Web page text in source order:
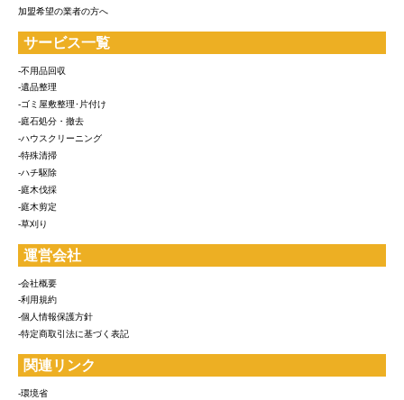
加盟希望の業者の方へ
サービス一覧
-不用品回収
-遺品整理
-ゴミ屋敷整理･片付け
-庭石処分・撤去
-ハウスクリーニング
-特殊清掃
-ハチ駆除
-庭木伐採
-庭木剪定
-草刈り
運営会社
-会社概要
-利用規約
-個人情報保護方針
-特定商取引法に基づく表記
関連リンク
-環境省